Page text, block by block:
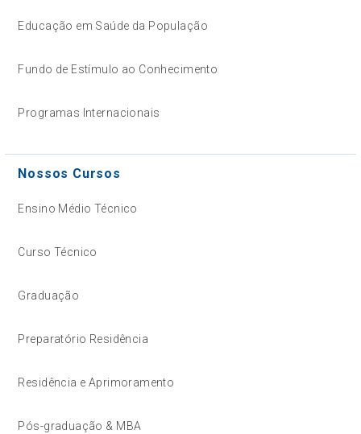
Educação em Saúde da População
Fundo de Estímulo ao Conhecimento
Programas Internacionais
Nossos Cursos
Ensino Médio Técnico
Curso Técnico
Graduação
Preparatório Residência
Residência e Aprimoramento
Pós-graduação & MBA